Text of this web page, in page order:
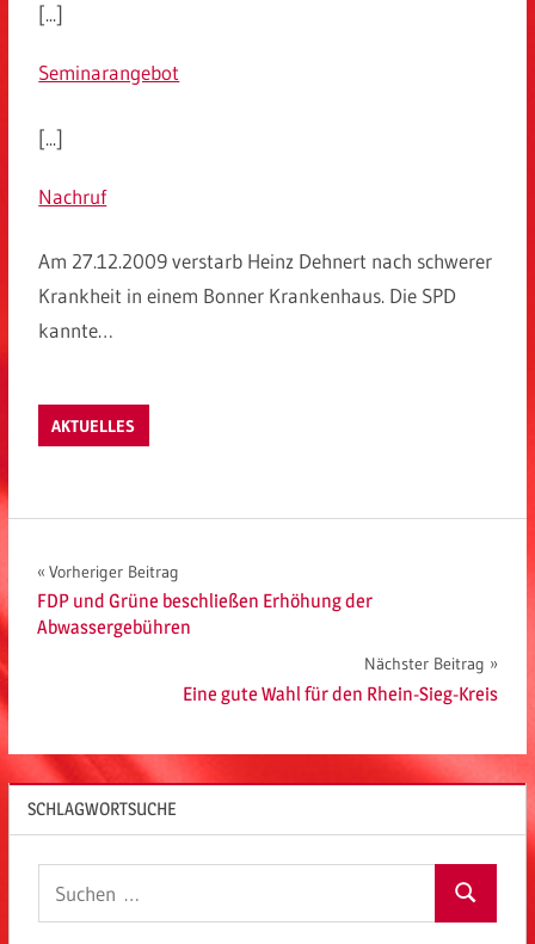
[...]
Seminarangebot
[...]
Nachruf
Am 27.12.2009 verstarb Heinz Dehnert nach schwerer
Krankheit in einem Bonner Krankenhaus. Die SPD
kannte…
AKTUELLES
Beitragsnavigation
Vorheriger Beitrag
FDP und Grüne beschließen Erhöhung der
Abwassergebühren
Nächster Beitrag
Eine gute Wahl für den Rhein-Sieg-Kreis
SCHLAGWORTSUCHE
Suchen